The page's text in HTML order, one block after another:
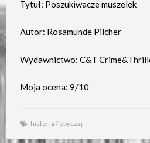
Tytuł: Poszukiwacze muszelek
Autor: Rosamunde Pilcher
Wydawnictwo: C&T
Moja ocena: 9/10
historia /obyczaj